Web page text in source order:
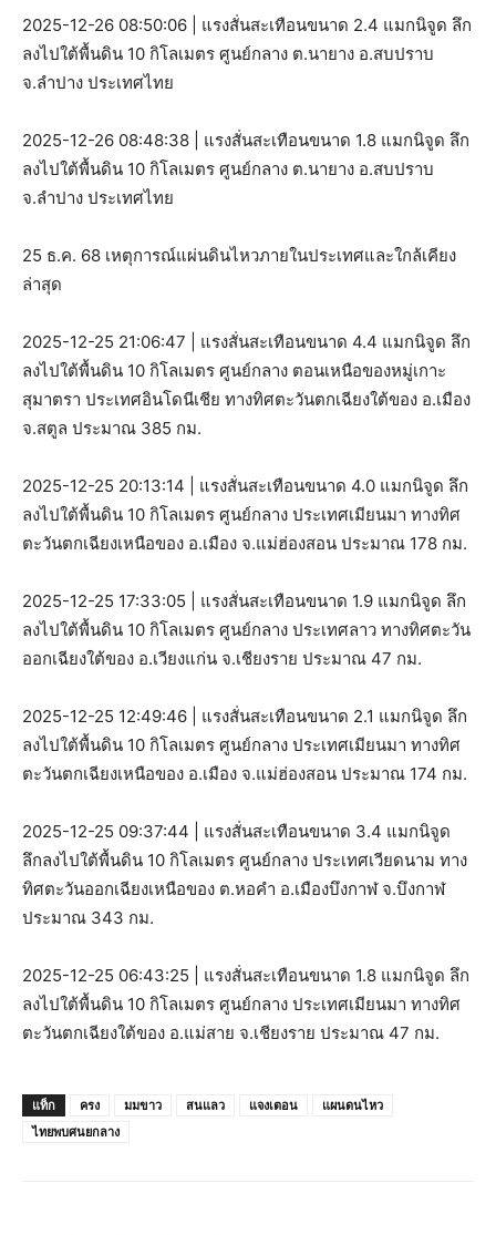
2025-12-26 08:50:06 | แรงสั่นสะเทือนขนาด 2.4 แมกนิจูด ลึก
ลงไปใต้พื้นดิน 10 กิโลเมตร ศูนย์กลาง ต.นายาง อ.สบปราบ
จ.ลำปาง ประเทศไทย
2025-12-26 08:48:38 | แรงสั่นสะเทือนขนาด 1.8 แมกนิจูด ลึก
ลงไปใต้พื้นดิน 10 กิโลเมตร ศูนย์กลาง ต.นายาง อ.สบปราบ
จ.ลำปาง ประเทศไทย
25 ธ.ค. 68 เหตุการณ์แผ่นดินไหวภายในประเทศและใกล้เคียง
ล่าสุด
2025-12-25 21:06:47 | แรงสั่นสะเทือนขนาด 4.4 แมกนิจูด ลึก
ลงไปใต้พื้นดิน 10 กิโลเมตร ศูนย์กลาง ตอนเหนือของหมู่เกาะ
สุมาตรา ประเทศอินโดนีเชีย ทางทิศตะวันตกเฉียงใต้ของ อ.เมือง
จ.สตูล ประมาณ 385 กม.
2025-12-25 20:13:14 | แรงสั่นสะเทือนขนาด 4.0 แมกนิจูด ลึก
ลงไปใต้พื้นดิน 10 กิโลเมตร ศูนย์กลาง ประเทศเมียนมา ทางทิศ
ตะวันตกเฉียงเหนือของ อ.เมือง จ.แม่ฮ่องสอน ประมาณ 178 กม.
2025-12-25 17:33:05 | แรงสั่นสะเทือนขนาด 1.9 แมกนิจูด ลึก
ลงไปใต้พื้นดิน 10 กิโลเมตร ศูนย์กลาง ประเทศลาว ทางทิศตะวัน
ออกเฉียงใต้ของ อ.เวียงแก่น จ.เชียงราย ประมาณ 47 กม.
2025-12-25 12:49:46 | แรงสั่นสะเทือนขนาด 2.1 แมกนิจูด ลึก
ลงไปใต้พื้นดิน 10 กิโลเมตร ศูนย์กลาง ประเทศเมียนมา ทางทิศ
ตะวันตกเฉียงเหนือของ อ.เมือง จ.แม่ฮ่องสอน ประมาณ 174 กม.
2025-12-25 09:37:44 | แรงสั่นสะเทือนขนาด 3.4 แมกนิจูด
ลึกลงไปใต้พื้นดิน 10 กิโลเมตร ศูนย์กลาง ประเทศเวียดนาม ทาง
ทิศตะวันออกเฉียงเหนือของ ต.หอคำ อ.เมืองบึงกาฬ จ.บึงกาฬ
ประมาณ 343 กม.
2025-12-25 06:43:25 | แรงสั่นสะเทือนขนาด 1.8 แมกนิจูด ลึก
ลงไปใต้พื้นดิน 10 กิโลเมตร ศูนย์กลาง ประเทศเมียนมา ทางทิศ
ตะวันตกเฉียงใต้ของ อ.แม่สาย จ.เชียงราย ประมาณ 47 กม.
แท็ก ครง มมขาว สนแลว แจงเตอน
แผนดนไหว
ไทยพบศนยกลาง